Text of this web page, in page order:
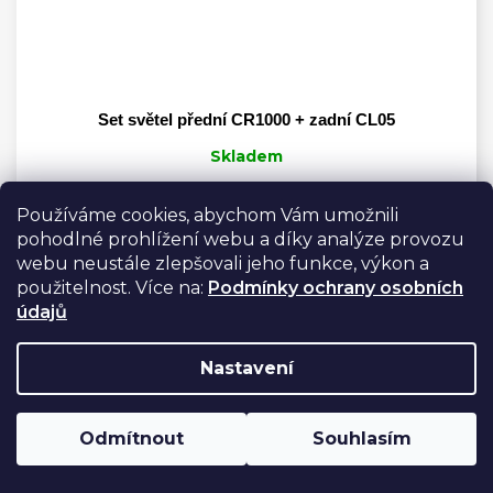
Používáme cookies, abychom Vám umožnili
pohodlné prohlížení webu a díky analýze provozu
webu neustále zlepšovali jeho funkce, výkon a
použitelnost. Více na: Podmínky ochrany osobních
údajů
Nastavení
Odmítnout Souhlasím
Set světel přední CR1000 + zadní CL05
Skladem
2 889 Kč Do košíku
Set světel pro silniční cyklistiku, jízdu
městem i vyjížďky na gravelu.
p
Instagram